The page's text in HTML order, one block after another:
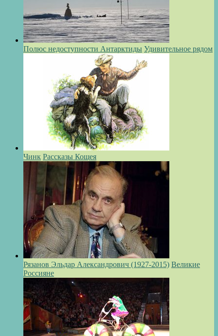
Полюс недоступности Антарктиды Удивительное рядом
Чинк Рассказы Кощея
Рязанов Эльдар Александрович (1927-2015) Великие
Россияне